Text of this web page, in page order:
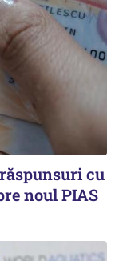
cu
noul PIAS